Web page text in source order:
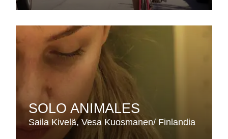
SOLO ANIMALES
Saila Kivelä Vesa Kuosmanen Finlandia